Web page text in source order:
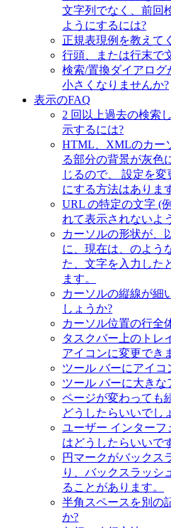
文字列でなく、前回
ようにするには?
正規表現例を教えて
行頭、または行末で
検索/置換ダイアログ
小さくなりませんか?
表示のFAQ
2 回以上過去の検索
示するには?
HTML、XMLのカー
る部分の背景が灰色
じるので、 設定を
にする方法はありま
URL の特定の文字 (
れて表示されないよ
カーソルの形状が、
に、現在は、のよう
た、文字を入力した
ます。
カーソルの縦線が細
しょうか?
カーソル位置の行全
タスクバー上のトレ
アイコンに変更でき
ツール バーにアイコ
ツール バーに大き
ページが変わっても
どうしたらいいでし
ユーザー インターフ
はどうしたらいいで
円マークがバックス
り、バックスラッシ
ることがあります。
半角スペースを別の
か?